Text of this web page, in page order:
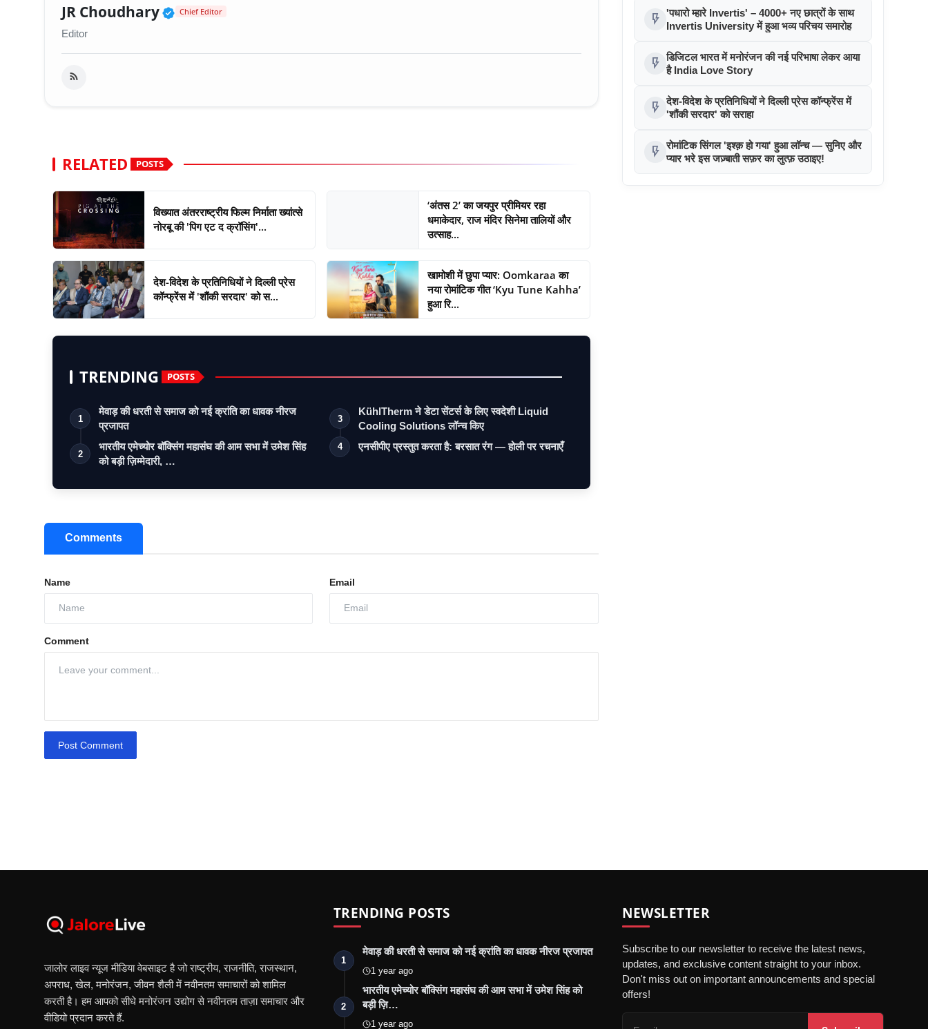
JR Choudhary Verified Public Figure • 30 Mar, 2026
Chief Editor
Editor
RELATED POSTS
विख्यात अंतरराष्ट्रीय फिल्म निर्माता ख्यांत्से
नोरबू की 'पिग एट द क्रॉसिंग'...
‘अंतस 2’ का जयपुर प्रीमियर रहा
धमाकेदार, राज मंदिर सिनेमा तालियों और
उत्साह...
देश-विदेश के प्रतिनिधियों ने दिल्ली प्रेस
कॉन्फ्रेंस में 'शौंकी सरदार' को स...
खामोशी में छुपा प्यार: Oomkaraa का
नया रोमांटिक गीत ‘Kyu Tune Kahha’
हुआ रि...
TRENDING POSTS
1
मेवाड़ की धरती से समाज को नई क्रांति का धावक नीरज
प्रजापत
2
भारतीय एमेच्योर बॉक्सिंग महासंघ की आम सभा में उमेश सिंह
को बड़ी ज़िम्मेदारी, …
3
KühlTherm ने डेटा सेंटर्स के लिए स्वदेशी Liquid
Cooling Solutions लॉन्च किए
4 एनसीपीए प्रस्तुत करता है: बरसात रंग — होली पर रचनाएँ
Comments
Name Email
Comment
Post Comment
flash_on 'पधारो म्हारे Invertis' – 4000+ नए छात्रों के साथ
Invertis University में हुआ भव्य परिचय समारोह
flash_on डिजिटल भारत में मनोरंजन की नई परिभाषा लेकर आया
है India Love Story
flash_on देश-विदेश के प्रतिनिधियों ने दिल्ली प्रेस कॉन्फ्रेंस में
'शौंकी सरदार' को सराहा
flash_on रोमांटिक सिंगल 'इश्क़ हो गया' हुआ लॉन्च — सुनिए और
प्यार भरे इस जज़्बाती सफ़र का लुत्फ़ उठाइए!
जालोर लाइव न्यूज मीडिया वेबसाइट है जो राष्ट्रीय, राजनीति, राजस्थान,
अपराध, खेल, मनोरंजन, जीवन शैली में नवीनतम समाचारों को शामिल
करती है। हम आपको सीधे मनोरंजन उद्योग से नवीनतम ताज़ा समाचार और
वीडियो प्रदान करते हैं.
TRENDING POSTS
1
मेवाड़ की धरती से समाज को नई क्रांति का धावक नीरज प्रजापत
1 year ago
2
भारतीय एमेच्योर बॉक्सिंग महासंघ की आम सभा में उमेश सिंह को
बड़ी ज़ि…
1 year ago
NEWSLETTER
Subscribe to our newsletter to receive the latest news,
updates, and exclusive content straight to your inbox.
Don't miss out on important announcements and special
offers!